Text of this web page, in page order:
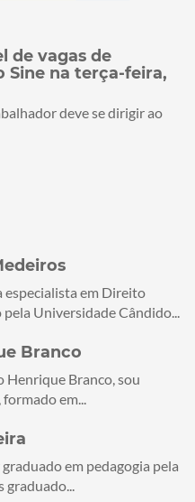
de vagas de
Sine na terça-feira,
deve se dirigir ao
especialista em Direito
Universidade Cândido...
Branco
Henrique Branco, sou
em...
em pedagogia pela
graduado...